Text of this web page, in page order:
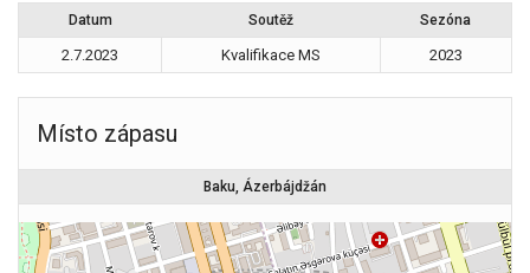
Datum Soutěž Sezóna
2.7.2023 Kvalifikace MS 2023
Místo zápasu
Baku, Ázerbájdžán